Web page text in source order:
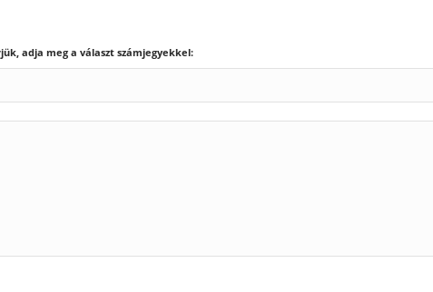
adja meg a választ számjegyekkel: